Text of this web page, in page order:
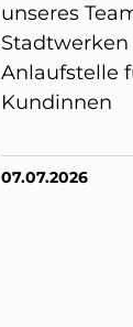
unseres
Stadtwerken
Anlaufstelle
Kundinnen
07.07.2026